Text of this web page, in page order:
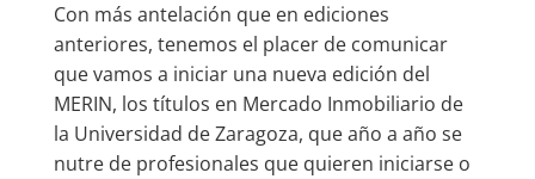
Con más antelación que en ediciones
anteriores, tenemos el placer de comunicar
que vamos a iniciar una nueva edición del
MERIN, los títulos en Mercado Inmobiliario de
la Universidad de Zaragoza, que año a año se
nutre de profesionales que quieren iniciarse o